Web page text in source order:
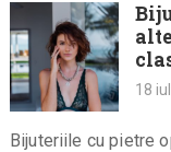
18
Bijuteriile cu pietre